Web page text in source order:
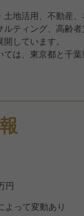
土地活用、不動産
ルティング、高齢
しています。
ては、東京都と千
テル内イタリアン
集しています。
調理経験がある方を
暇、産前産後休暇、
す！
時間外勤務手当、深
円
よって変動あり